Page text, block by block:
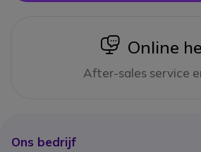
icon
Online
After-sales service
Ons bedrijf